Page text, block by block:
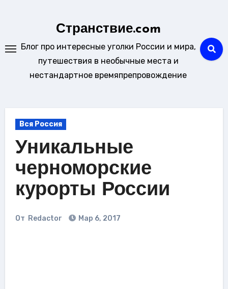
Странствие.com
Блог про интересные уголки России и мира,
путешествия в необычные места и
нестандартное времяпрепровождение
Вся Россия
Уникальные
черноморские
курорты России
От Redactor Мар 6, 2017